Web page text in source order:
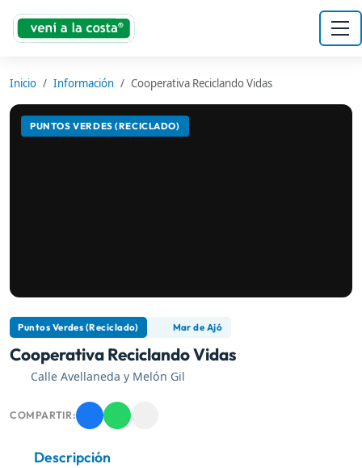
Inicio Información Cooperativa Reciclando Vidas
PUNTOS VERDES (RECICLADO)
Puntos Verdes (Reciclado) Mar de Ajó
Cooperativa Reciclando Vidas
Calle Avellaneda y Melón Gil
COMPARTIR:
Descripción